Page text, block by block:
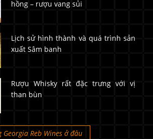
hồng – rượu vang sủi
Lịch sử hình thành và quá trình sản
xuất Sâm banh
Rượu Whisky rất đặc trưng với vị
than bùn
Reb Wines ở đâu